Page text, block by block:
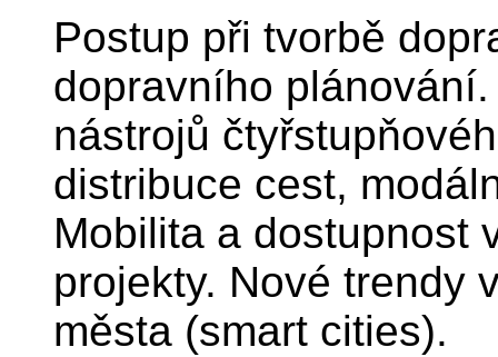
Postup při tvorbě
dopravního
nástrojů
distribuce cest,
Mobilita a dostupnost
projekty. Nové trendy
města (smart cities).